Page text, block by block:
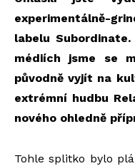
experimentálně-
labelu
médiích jsme se
původně vyjít na
extrémní hudbu
nového ohledně
Tohle splitko bylo